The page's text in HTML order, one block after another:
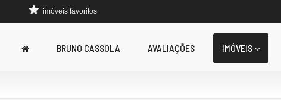
imóveis favoritos
BRUNO CASSOLA AVALIAÇÕES IMÓVEIS